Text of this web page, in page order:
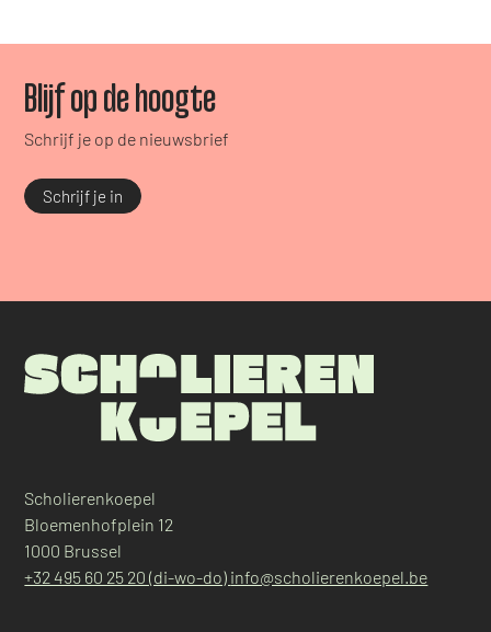
Blijf op de hoogte
Schrijf je op de nieuwsbrief
Schrijf je in
Scholierenkoepel
Bloemenhofplein 12
1000 Brussel
+32 495 60 25 20 (di-wo-do) info@scholierenkoepel.be